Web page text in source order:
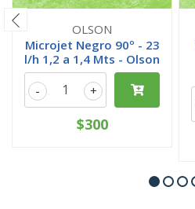
OLSON
Microjet Negro 90º - 23
l/h 1,2 a 1,4 Mts - Olson
+
-
$300